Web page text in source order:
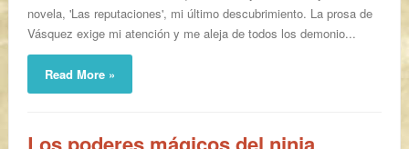
novela, 'Las reputaciones', mi último descubrimiento. La prosa de
Vásquez exige mi atención y me aleja de todos los demonio...
Read More »